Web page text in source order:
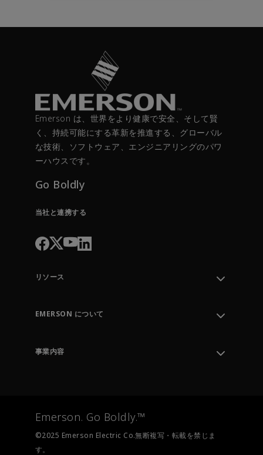
Emerson は、世界をより健康で安全、そして賢
く、持続可能にする革新を推進する、グローバル
な技術、ソフトウェア、エンジニアリングのパワ
ーハウスです。
Go Boldly
当社と連携する
リソース
注文の追跡
トレーニング
EMERSON について
環境・社会・ガバナンス
事業内容
計測機器
Emerson. Go Boldly.™
©2025 Emerson Electric Co.無断複写・転載を禁じま
す。